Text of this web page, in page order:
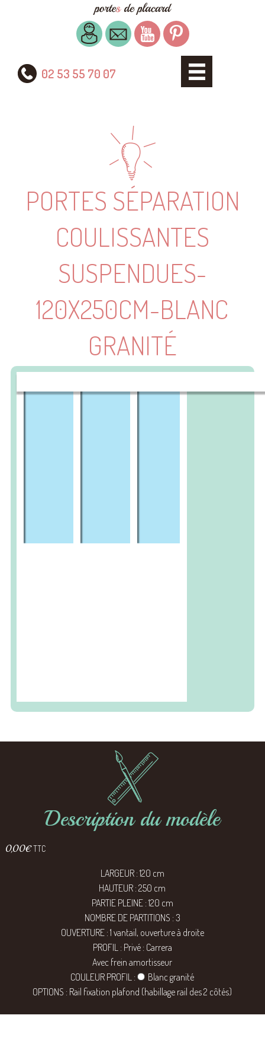
02 53 55 70 07
PORTES SÉPARATION
COULISSANTES
SUSPENDUES-
120X250CM-BLANC
GRANITÉ
Description du modèle
0,00€TTC
LARGEUR : 120 cm
HAUTEUR : 250 cm
PARTIE PLEINE : 120 cm
NOMBRE DE PARTITIONS : 3
OUVERTURE : 1 vantail, ouverture à droite
PROFIL : Privé : Carrera
Avec frein amortisseur
COULEUR PROFIL :
Blanc granité
OPTIONS : Rail fixation plafond (habillage rail des 2 côtés)